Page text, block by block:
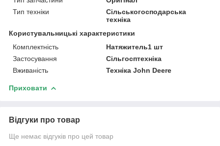
Тип техніки
Сільськогосподарська
техніка
Користувальницькі характеристики
Комплектність
Натяжитель1 шт
Застосування
Сільгосптехніка
Вживаність
Техніка John Deere
Приховати
Відгуки про товар
Ще немає відгуків про цей товар